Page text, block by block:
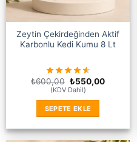
Zeytin Çekirdeğinden Aktif
Karbonlu Kedi Kumu 8 Lt
₺600,00 Orijinal
fiyat:
₺600,00.
₺550,00Şu
(KDV Dahil)
SEPETE EKLE